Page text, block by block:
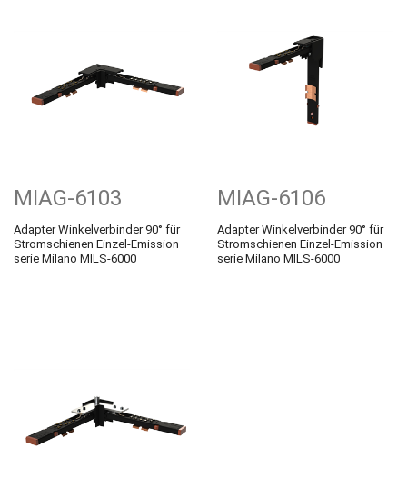
MIAG-6103
Adapter Winkelverbinder 90° für
Stromschienen Einzel-Emission
serie Milano MILS-6000
MIAG-6106
Adapter Winkelverbinder 90° für
Stromschienen Einzel-Emission
serie Milano MILS-6000